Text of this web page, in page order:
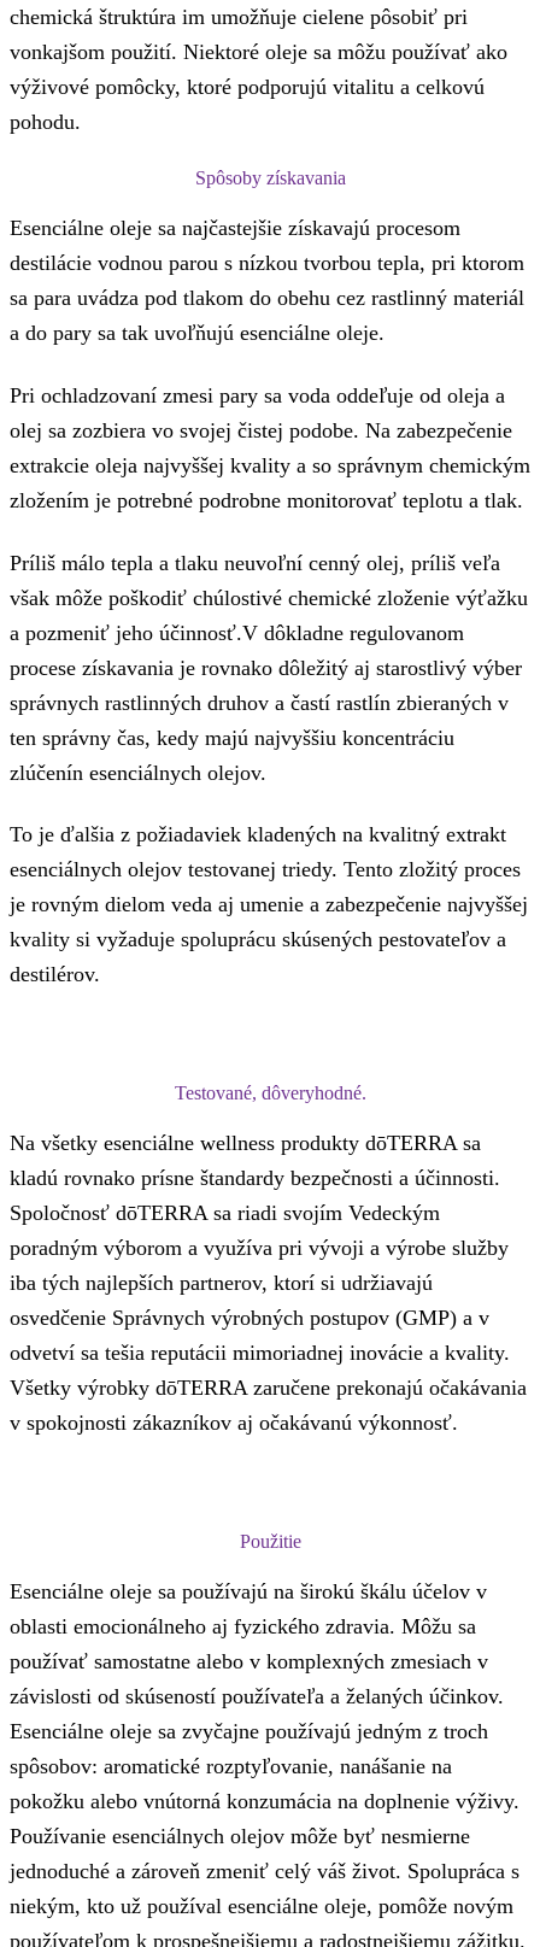
chemická štruktúra im umožňuje cielene pôsobiť pri
vonkajšom použití. Niektoré oleje sa môžu používať ako
výživové pomôcky, ktoré podporujú vitalitu a celkovú
pohodu.
Spôsoby získavania
Esenciálne oleje sa najčastejšie získavajú procesom
destilácie vodnou parou s nízkou tvorbou tepla, pri ktorom
sa para uvádza pod tlakom do obehu cez rastlinný materiál
a do pary sa tak uvoľňujú esenciálne oleje.
Pri ochladzovaní zmesi pary sa voda oddeľuje od oleja a
olej sa zozbiera vo svojej čistej podobe. Na zabezpečenie
extrakcie oleja najvyššej kvality a so správnym chemickým
zložením je potrebné podrobne monitorovať teplotu a tlak.
Príliš málo tepla a tlaku neuvoľní cenný olej, príliš veľa
však môže poškodiť chúlostivé chemické zloženie výťažku
a pozmeniť jeho účinnosť.V dôkladne regulovanom
procese získavania je rovnako dôležitý aj starostlivý výber
správnych rastlinných druhov a častí rastlín zbieraných v
ten správny čas, kedy majú najvyššiu koncentráciu
zlúčenín esenciálnych olejov.
To je ďalšia z požiadaviek kladených na kvalitný extrakt
esenciálnych olejov testovanej triedy. Tento zložitý proces
je rovným dielom veda aj umenie a zabezpečenie najvyššej
kvality si vyžaduje spoluprácu skúsených pestovateľov a
destilérov.
Testované, dôveryhodné.
Na všetky esenciálne wellness produkty dōTERRA sa
kladú rovnako prísne štandardy bezpečnosti a účinnosti.
Spoločnosť dōTERRA sa riadi svojím Vedeckým
poradným výborom a využíva pri vývoji a výrobe služby
iba tých najlepších partnerov, ktorí si udržiavajú
osvedčenie Správnych výrobných postupov (GMP) a v
odvetví sa tešia reputácii mimoriadnej inovácie a kvality.
Všetky výrobky dōTERRA zaručene prekonajú očakávania
v spokojnosti zákazníkov aj očakávanú výkonnosť.
Použitie
Esenciálne oleje sa používajú na širokú škálu účelov v
oblasti emocionálneho aj fyzického zdravia. Môžu sa
používať samostatne alebo v komplexných zmesiach v
závislosti od skúseností používateľa a želaných účinkov.
Esenciálne oleje sa zvyčajne používajú jedným z troch
spôsobov: aromatické rozptyľovanie, nanášanie na
pokožku alebo vnútorná konzumácia na doplnenie výživy.
Používanie esenciálnych olejov môže byť nesmierne
jednoduché a zároveň zmeniť celý váš život. Spolupráca s
niekým, kto už používal esenciálne oleje, pomôže novým
používateľom k prospešnejšiemu a radostnejšiemu zážitku.